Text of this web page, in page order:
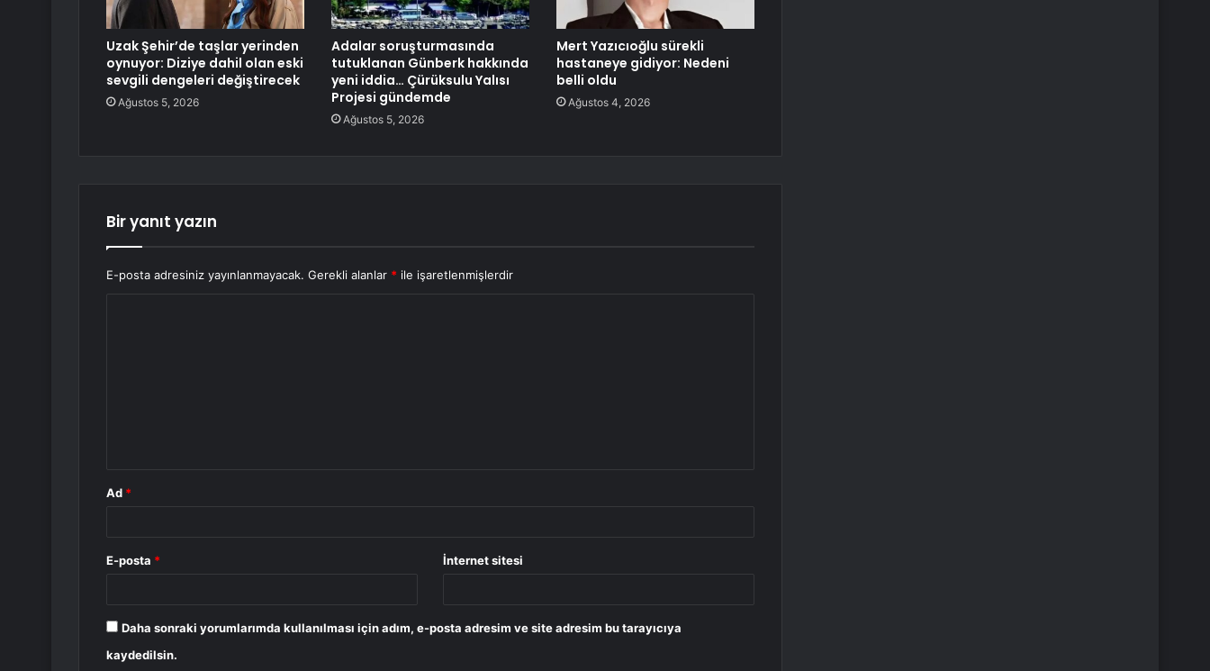
Uzak Şehir’de taşlar yerinden
oynuyor: Diziye dahil olan eski
sevgili dengeleri değiştirecek
Ağustos 5, 2026
Adalar soruşturmasında
tutuklanan Günberk hakkında
yeni iddia… Çürüksulu Yalısı
Projesi gündemde
Ağustos 5, 2026
Mert Yazıcıoğlu sürekli
hastaneye gidiyor: Nedeni
belli oldu
Ağustos 4, 2026
Bir yanıt yazın
E-posta adresiniz yayınlanmayacak. Gerekli alanlar * ile işaretlenmişlerdir
Ad *
E-posta * İnternet sitesi
Daha sonraki yorumlarımda kullanılması için adım, e-posta adresim ve site adresim bu tarayıcıya
kaydedilsin.